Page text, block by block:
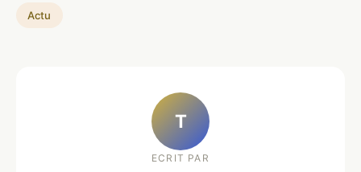
Actu
T
ECRIT PAR